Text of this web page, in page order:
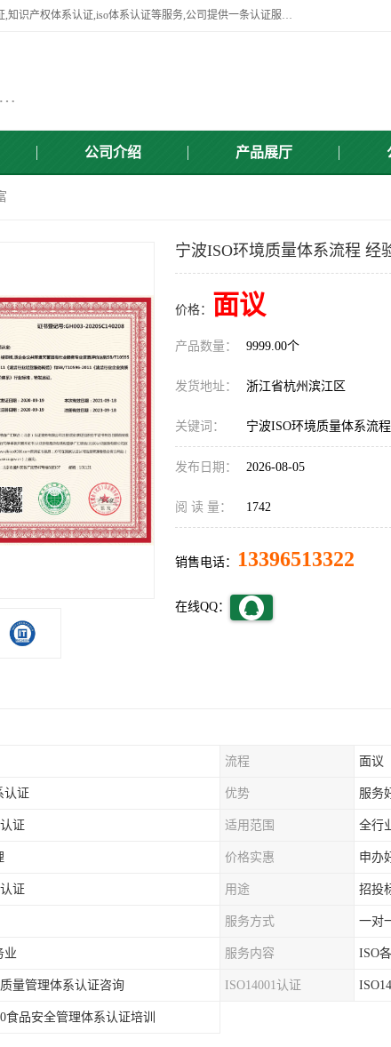
杭州贝安企业管理有限公司竭诚为广大企业客户提供:45001认证,商品售后服务认证,CE认证,知识产权体系认证,iso体系认证等服务,公司提供一条认证服务,方便快捷.
主营：ISO9001认证、ISO14001认证、ISO认证、ISO22000认证、ISO/TS16949认证,FSC森林认证
公司介绍 产品展厅
宁波ISO环境质量体系流程 经
价格： 面议
产品数量： 9999.00个
发货地址： 浙江省杭州滨江区
关键词： 宁波ISO环境质量体系流程
发布日期： 2026-08-05
阅 读 量： 1742
销售电话： 13396513322
在线QQ：
流程 面议
认证 优势 服务
证 适用范围 全行
价格实惠 申办
证 用途 招投
服务方式 一对
业 服务内容 ISO
量管理体系认证咨询 ISO14001认证
食品安全管理体系认证培训